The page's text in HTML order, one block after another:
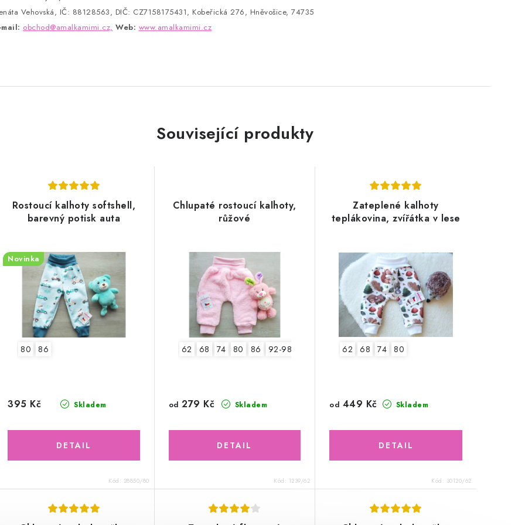
Vehovská, IČ: 88128563, DIČ: CZ7158175431, Kobeřická 276, Hněvošice, 74735
obchod@amalkamimi.cz, Web: www.amalkamimi.cz
Související produkty
Rostoucí kalhoty softshell,
barevný potisk auta
Novinka
80 86
Skladem
395 Kč
Kód: 28850/80
Chlupaté rostoucí kalhoty,
růžové
62 68 74 80 86 92-98
Skladem
od 279 Kč
Kód: 1239/62
Zateplené kalhoty
teplákovina, zvířátka v lese
62 68 74 80
Skladem
od 449 Kč
Kód: 30120/62